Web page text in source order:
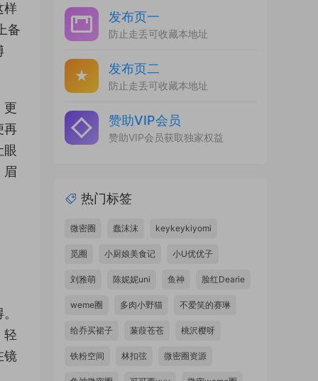
样
备
更
再
眼
眉
轻
镜
发布页一
防止走丢可收藏本地址
发布页二
防止走丢可收藏本地址
赞助VIP会员
赞助VIP会员获取独家权益
热门标签
微密圈 蠢沫沫 keykeykiyomi
觅圈 小厨娘美食记 小U优优子
刘雅萌 陈妮妮uni 鱼神 脸红Dearie
weme圈 多肉小野猫 不爱笑的赛琳
给乔买裙子 蒹葭苍苍 桃沢樱呀
铁粉空间 林扣弦 微密圈资源